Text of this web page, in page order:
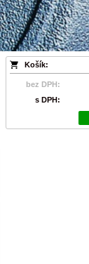
Košík:
bez DPH:
s DPH: